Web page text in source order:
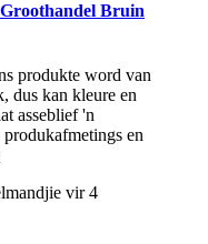
Bruin
produkte word van
dus kan kleure en
asseblief 'n
en